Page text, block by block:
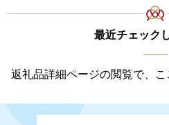
最近チェック
返礼品詳細ページの閲覧で、こ